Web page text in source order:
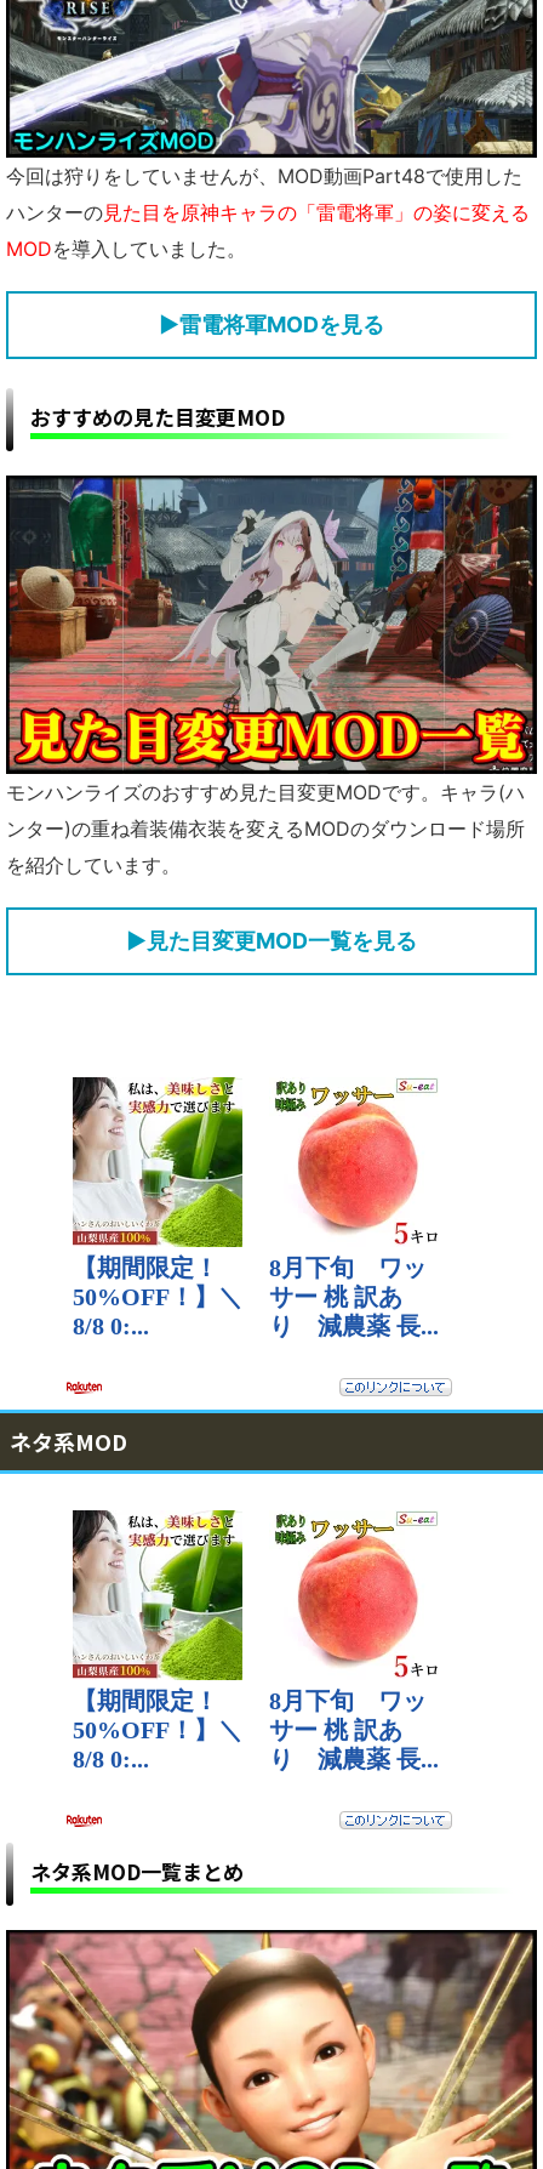
今回は狩りをしていませんが、MOD動画Part48で使用した
ハンターの見た目を原神キャラの「雷電将軍」の姿に変える
MODを導入していました。
▶雷電将軍MODを見る
おすすめの見た目変更MOD
モンハンライズのおすすめ見た目変更MODです。キャラ(ハ
ンター)の重ね着装備衣装を変えるMODのダウンロード場所
を紹介しています。
▶見た目変更MOD一覧を見る
ネタ系MOD
ネタ系MOD一覧まとめ